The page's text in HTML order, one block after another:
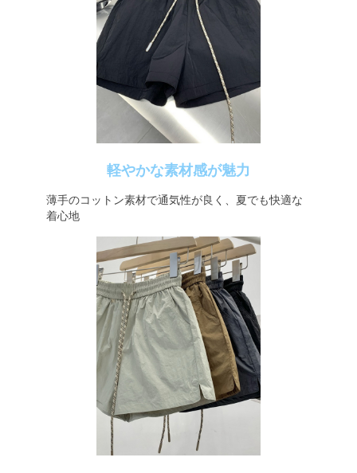
軽やかな素材感が魅力
薄手のコットン素材で通気性が良く、夏でも快適な
着心地